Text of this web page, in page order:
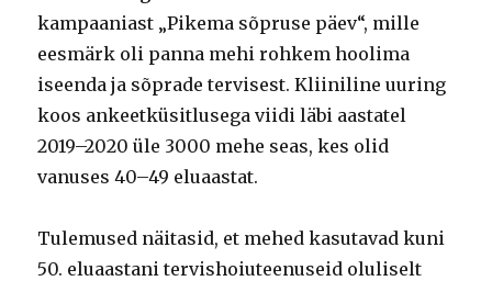
kampaaniast „Pikema sõpruse päev“, mille
eesmärk oli panna mehi rohkem hoolima
iseenda ja sõprade tervisest. Kliiniline uuring
koos ankeetküsitlusega viidi läbi aastatel
2019–2020 üle 3000 mehe seas, kes olid
vanuses 40–49 eluaastat.
Tulemused näitasid, et mehed kasutavad kuni
50. eluaastani tervishoiuteenuseid oluliselt